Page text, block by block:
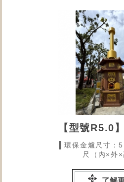
▌環保金爐尺寸
尺（內×外×